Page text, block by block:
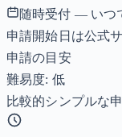
随時受付 — いつ
申請開始日は公式
申請の目安
難易度: 低
比較的シンプルな